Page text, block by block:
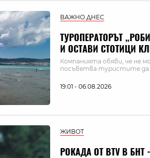
ВАЖНО ДНЕС
ТУРОПЕРАТОРЪТ
И ОСТАВИ СТОТИЦИ
Компанията обяви, че не
посъветва туристите
19:01 - 06.08.2026
ЖИВОТ
РОКАДА ОТ BTV В